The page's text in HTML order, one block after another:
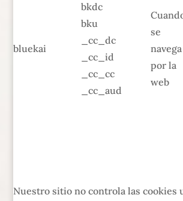
bluekai
bkdc
bku
_cc_dc
_cc_id
_cc_cc
_cc_aud
se
navega
por la
web
Nuestro sitio no controla las cookies